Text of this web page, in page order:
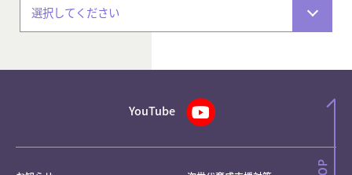
選択してください
YouTube